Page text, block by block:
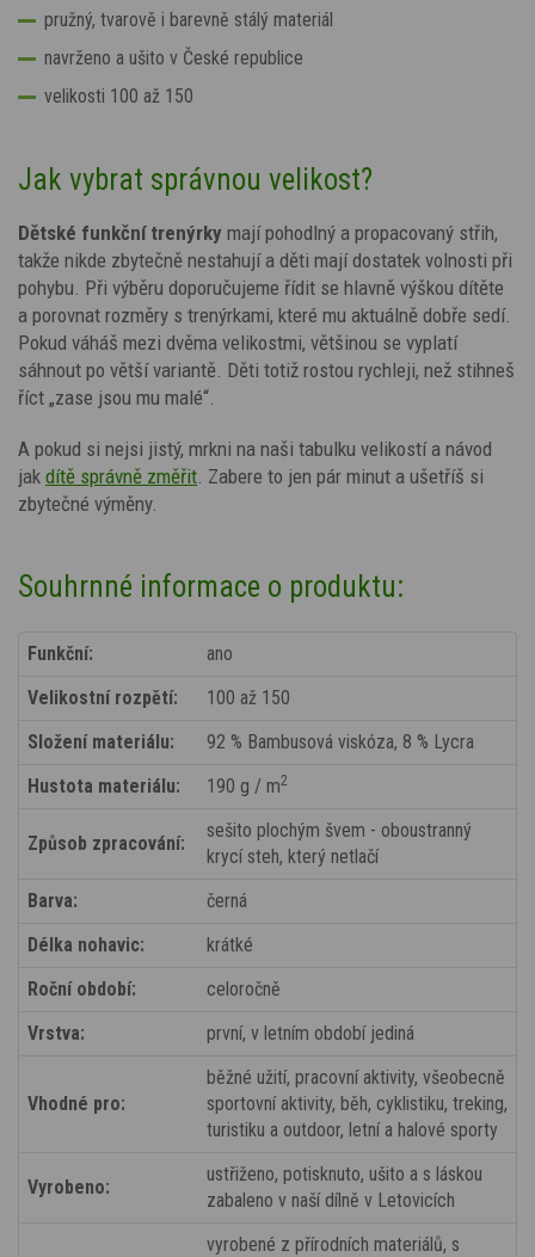
pružný, tvarově i barevně stálý materiál
navrženo a ušito v České republice
velikosti 100 až 150
Jak vybrat správnou velikost?
Dětské funkční trenýrky mají pohodlný a propacovaný střih,
takže nikde zbytečně nestahují a děti mají dostatek volnosti při
pohybu. Při výběru doporučujeme řídit se hlavně výškou dítěte
a porovnat rozměry s trenýrkami, které mu aktuálně dobře sedí.
Pokud váháš mezi dvěma velikostmi, většinou se vyplatí
sáhnout po větší variantě. Děti totiž rostou rychleji, než stihneš
říct „zase jsou mu malé“.
A pokud si nejsi jistý, mrkni na naši tabulku velikostí a návod
jak dítě správně změřit . Zabere to jen pár minut a ušetříš si
zbytečné výměny.
Souhrnné informace o produktu:
Funkční:
ano
Velikostní rozpětí:
100 až 150
Složení materiálu:
92 % Bambusová viskóza, 8 % Lycra
Hustota materiálu:
190 g / m2
Způsob zpracování:
sešito plochým švem - oboustranný
krycí steh, který netlačí
Barva:
černá
Délka nohavic:
krátké
Roční období:
celoročně
Vrstva:
první, v letním období jediná
Vhodné pro:
běžné užití, pracovní aktivity, všeobecně
sportovní aktivity, běh, cyklistiku, treking,
turistiku a outdoor, letní a halové sporty
Vyrobeno:
ustřiženo, potisknuto, ušito a s láskou
zabaleno v naší dílně v Letovicích
vyrobené z přírodních materiálů, s